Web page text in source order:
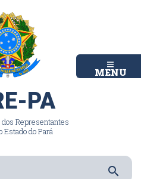
MENU
PA
Representantes
do Pará
search